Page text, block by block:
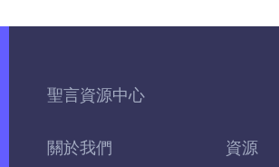
聖言資源中心
關於我們 資源